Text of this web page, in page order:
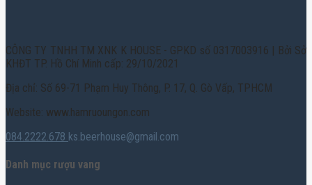
CÔNG TY TNHH TM XNK K HOUSE - GPKD số 0317003916 | Bởi Sở
KHĐT TP. Hồ Chí Minh cấp: 29/10/2021
Địa chỉ: Số 69-71 Phạm Huy Thông, P. 17, Q. Gò Vấp, TPHCM
Website: www.hamruoungon.com
084.2222.678 ks.beerhouse@gmail.com
Danh mục rượu vang